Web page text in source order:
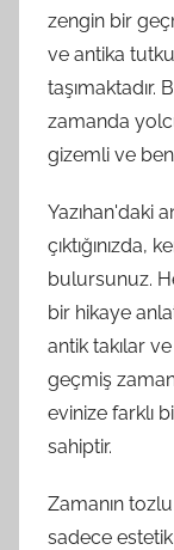
zengin bir
ve antika
taşımaktadır.
zamanda
gizemli ve
Yazıhan'daki
çıktığınızda,
bulursunuz.
bir hikaye
antik takılar
geçmiş
evinize farklı
sahiptir.
Zamanın
sadece